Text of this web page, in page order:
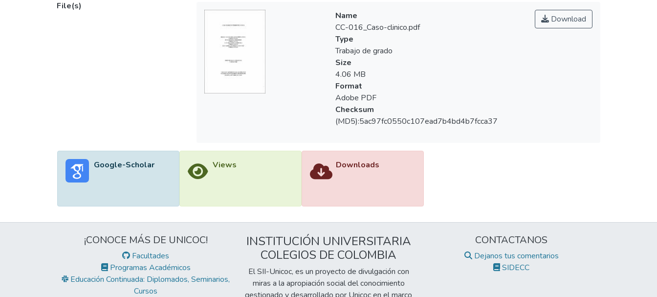
File(s)
Download
Name
CC-016_Caso-clinico.pdf
Type
Trabajo de grado
Size
4.06 MB
Format
Adobe PDF
Checksum
(MD5):5ac97fc0550c107ead7b4bd4b7fcca37
Google-Scholar Views Downloads
¡CONOCE MÁS DE UNICOC!
Facultades
Programas Académicos
Educación Continuada: Diplomados, Seminarios,
Cursos
INSTITUCIÓN UNIVERSITARIA
COLEGIOS DE COLOMBIA
El SII-Unicoc, es un proyecto de divulgación con
miras a la apropiación social del conocimiento
CONTACTANOS
Dejanos tus comentarios
SIDECC